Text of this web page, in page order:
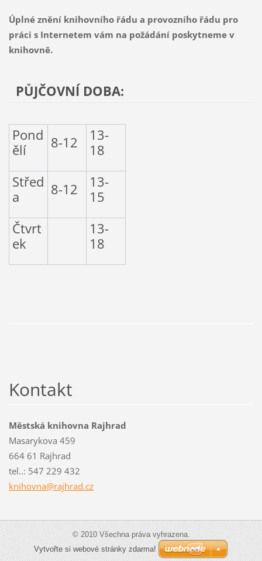
Úplné znění knihovního řádu a provozního řádu pro
práci s Internetem vám na požádání poskytneme v
knihovně.
PŮJČOVNÍ DOBA:
Pond
ělí
8-12
13-
18
Střed
a
8-12
13-
15
Čtvrt
ek
13-
18
Kontakt
Městská knihovna Rajhrad
Masarykova 459
664 61 Rajhrad
tel..: 547 229 432
knihovna@rajhrad.cz
© 2010 Všechna práva vyhrazena.
Vytvořte si webové stránky zdarma!